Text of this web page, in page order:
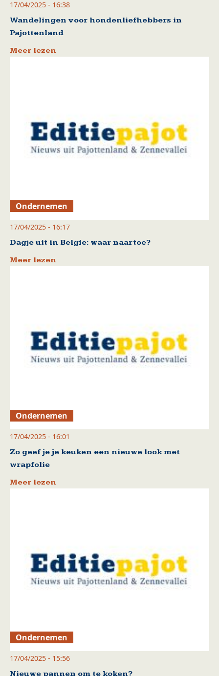
17/04/2025 - 16:38
Wandelingen voor hondenliefhebbers in
Pajottenland
Meer lezen
Ondernemen
17/04/2025 - 16:17
Dagje uit in Belgie: waar naartoe?
Meer lezen
Ondernemen
17/04/2025 - 16:01
Zo geef je je keuken een nieuwe look met
wrapfolie
Meer lezen
Ondernemen
17/04/2025 - 15:56
Nieuwe pannen om te koken?